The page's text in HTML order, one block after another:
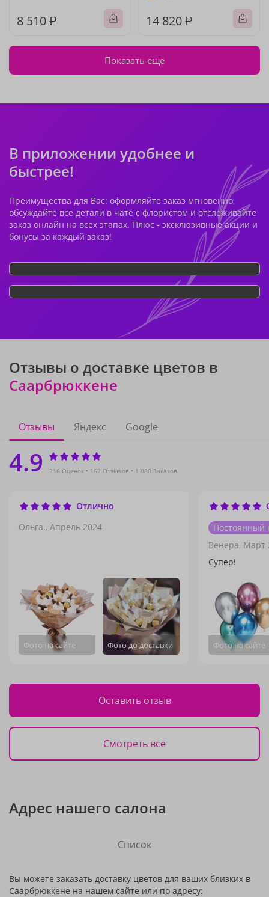
8 510 ₽ 14 820 ₽
Показать ещё
В приложении удобнее и
быстрее!
Преимущества для Вас: оформляйте заказ мгновенно,
обсуждайте все детали в чате с флористом и отслеживайте
заказ онлайн на всех этапах. Плюс - эксклюзивные акции и
бонусы за каждый заказ!
Отзывы о доставке цветов в
Саарбрюккене
Отзывы Яндекс Google
4.9 216 Оценок 162 Отзывов 1 080 Заказов
Отлично
Ольга., Апрель 2024
Фото на сайте Фото до доставки
Постоянный
Венера, Март
Супер!
Фото на сайте
Оставить отзыв
Смотреть все
Адрес нашего салона
Список
Вы можете заказать доставку цветов для ваших близких в
Саарбрюккене на нашем сайте или по адресу: